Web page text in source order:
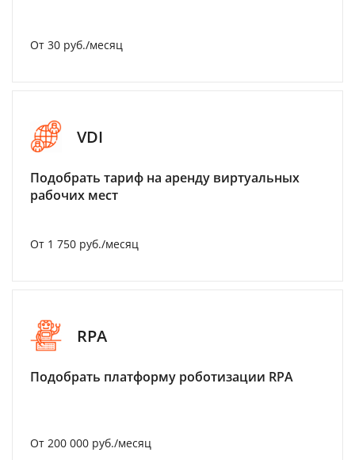
От 30 руб./месяц
VDI
Подобрать тариф на аренду виртуальных
рабочих мест
От 1 750 руб./месяц
RPA
Подобрать платформу роботизации RPA
От 200 000 руб./месяц